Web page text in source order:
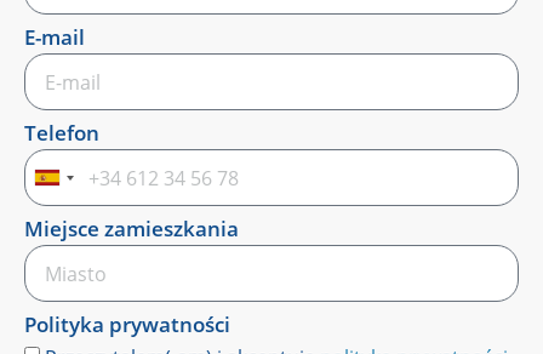
E-mail
Telefon
Hiszpania
+34
Miejsce zamieszkania
Polityka prywatności